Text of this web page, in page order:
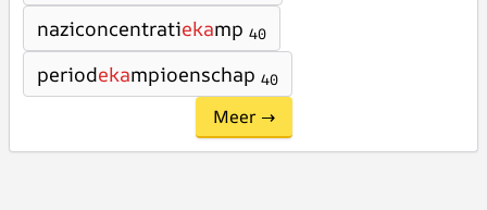
naziconcentratiekamp 40
periodekampioenschap 40
Meer →